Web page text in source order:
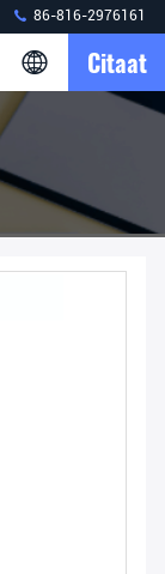
86-816-2976161
Citaat